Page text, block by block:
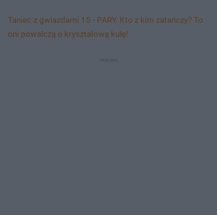
Taniec z gwiazdami 15 - PARY. Kto z kim zatańczy? To
oni powalczą o kryształową kulę!